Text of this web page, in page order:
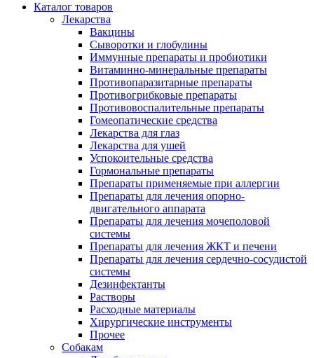
Каталог товаров
Лекарства
Вакцины
Сыворотки и глобулины
Иммунные препараты и пробиотики
Витаминно-минеральные препараты
Противопаразитарные препараты
Противогрибковые препараты
Противовоспалительные препараты
Гомеопатические средства
Лекарства для глаз
Лекарства для ушей
Успокоительные средства
Гормональные препараты
Препараты применяемые при аллергии
Препараты для лечения опорно-
двигательного аппарата
Препараты для лечения мочеполовой
системы
Препараты для лечения ЖКТ и печени
Препараты для лечения сердечно-сосудистой
системы
Дезинфектанты
Растворы
Расходные материалы
Хирургические инструменты
Прочее
Собакам